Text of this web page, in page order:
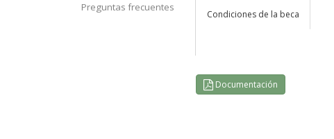
Preguntas frecuentes
Condiciones de la beca
Documentación